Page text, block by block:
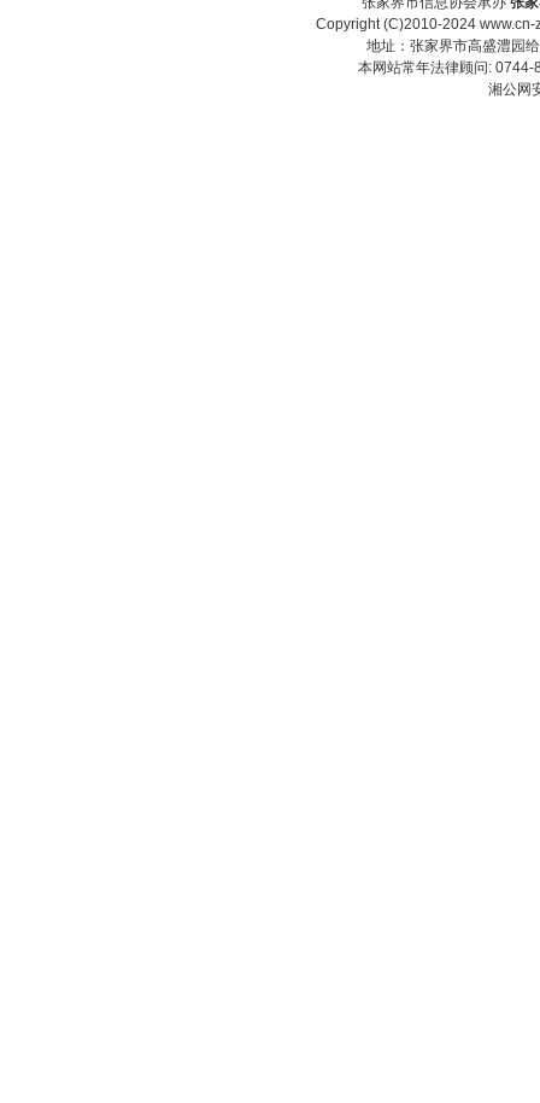
Copyright (C)2010-2024
地址：张家界市高盛澧园
本网站常年法律顾问:
湘公网